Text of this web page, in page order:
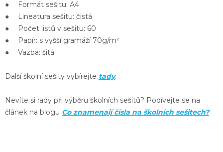
● Formát sešitu: A4
● Lineatura sešitu: čistá
● Počet listů v sešitu: 60
● Papír: s vyšší gramáží 70g/m²
● Vazba: šitá
Další školní sešity vybírejte tady.
Nevíte si rady při výběru školních sešitů? Podívejte se na
článek na blogu Co znamenají čísla na školních sešitech?